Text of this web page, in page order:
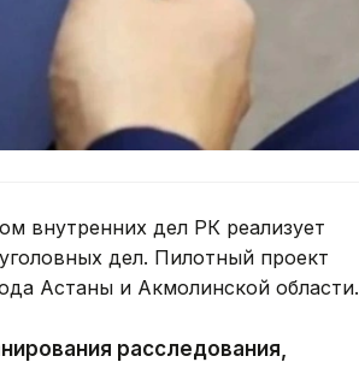
внутренних дел РК реализует
дел. Пилотный проект
Астаны и Акмолинской области.
расследования,